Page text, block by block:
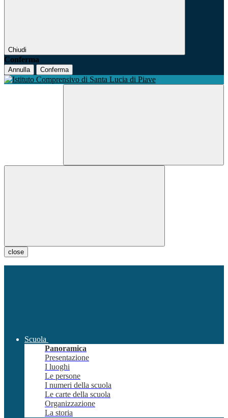
Chiudi
Conferma
Annulla Conferma
close
Scuola
Panoramica
Presentazione
I luoghi
Le persone
I numeri della scuola
Le carte della scuola
Organizzazione
La storia